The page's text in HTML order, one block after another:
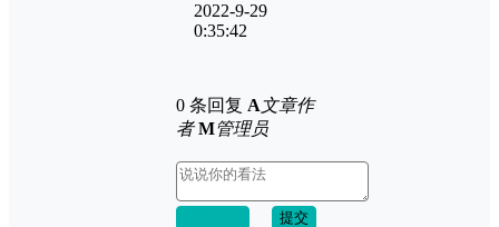
2022-9-29
0:35:42
0 条回复 A文章作
者 M管理员
提交